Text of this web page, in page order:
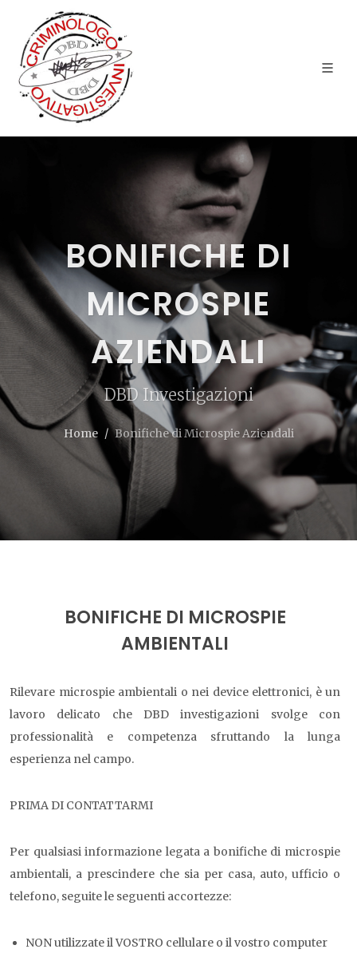
BONIFICHE DI
MICROSPIE
AZIENDALI
DBD Investigazioni
Home Bonifiche di Microspie Aziendali
BONIFICHE DI MICROSPIE
AMBIENTALI
Rilevare microspie ambientali o nei device elettronici, è un
lavoro delicato che DBD investigazioni svolge con
professionalità e competenza sfruttando la lunga
esperienza nel campo.
PRIMA DI CONTATTARMI
Per qualsiasi informazione legata a bonifiche di microspie
ambientali, a prescindere che sia per casa, auto, ufficio o
telefono, seguite le seguenti accortezze:
NON utilizzate il VOSTRO cellulare o il vostro computer